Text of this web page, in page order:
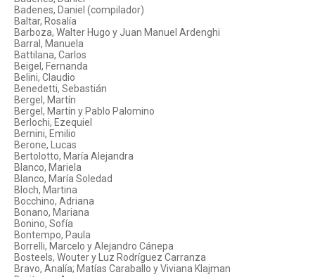
Badenes, Daniel (compilador)
Baltar, Rosalía
Barboza, Walter Hugo y Juan Manuel Ardenghi
Barral, Manuela
Battilana, Carlos
Beigel, Fernanda
Belini, Claudio
Benedetti, Sebastián
Bergel, Martín
Bergel, Martín y Pablo Palomino
Berlochi, Ezequiel
Bernini, Emilio
Berone, Lucas
Bertolotto, María Alejandra
Blanco, Mariela
Blanco, María Soledad
Bloch, Martina
Bocchino, Adriana
Bonano, Mariana
Bonino, Sofía
Bontempo, Paula
Borrelli, Marcelo y Alejandro Cánepa
Bosteels, Wouter y Luz Rodríguez Carranza
Bravo, Analía; Matías Caraballo y Viviana Klajman